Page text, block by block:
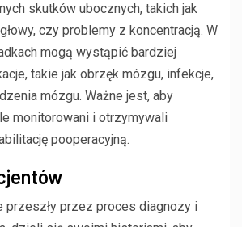
skutków ubocznych, takich jak
czy problemy z koncentracją. W
mogą wystąpić bardziej
takie jak obrzęk mózgu, infekcje,
mózgu. Ważne jest, aby
monitorowani i otrzymywali
pooperacyjną.
przeszły przez proces diagnozy i